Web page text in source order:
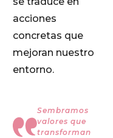
acciones
concretas que
mejoran nuestro
entorno.
Sembramos
valores que
transforman